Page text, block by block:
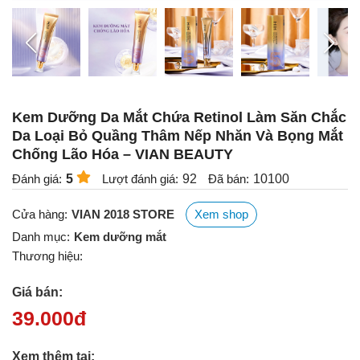
Kem Dưỡng Da Mắt Chứa Retinol Làm Săn Chắc
Da Loại Bỏ Quầng Thâm Nếp Nhăn Và Bọng Mắt
Chống Lão Hóa – VIAN BEAUTY
Đánh giá: 5 Lượt đánh giá: 92 Đã bán: 10100
Cửa hàng: VIAN 2018 STORE
Xem shop
Danh mục: Kem dưỡng mắt
Thương hiệu:
Giá bán:
39.000đ
Xem thêm tại: